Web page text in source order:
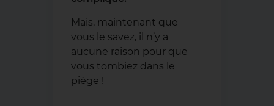
Mais, maintenant que
vous le savez, il n’y a
aucune raison pour que
vous tombiez dans le
piège !